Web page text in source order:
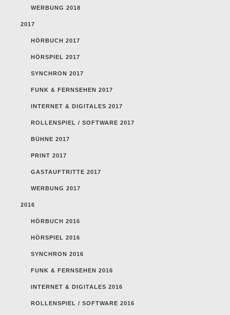
WERBUNG 2018
2017
HÖRBUCH 2017
HÖRSPIEL 2017
SYNCHRON 2017
FUNK & FERNSEHEN 2017
INTERNET & DIGITALES 2017
ROLLENSPIEL / SOFTWARE 2017
BÜHNE 2017
PRINT 2017
GASTAUFTRITTE 2017
WERBUNG 2017
2016
HÖRBUCH 2016
HÖRSPIEL 2016
SYNCHRON 2016
FUNK & FERNSEHEN 2016
INTERNET & DIGITALES 2016
ROLLENSPIEL / SOFTWARE 2016